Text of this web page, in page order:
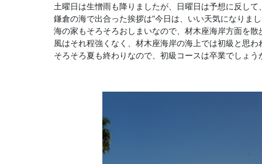
土曜日は生憎雨も降りましたが、日曜日は予想に反し
鎌倉の海で出合った挨拶は”今日は、いい天気になりま
海の家もそろそろおしまいなので、材木座海岸方面を散
風はそれ程強くなく、材木座海岸の海上では初級と思
そろそろ夏も終わりなので、初級コースは卒業でしょう